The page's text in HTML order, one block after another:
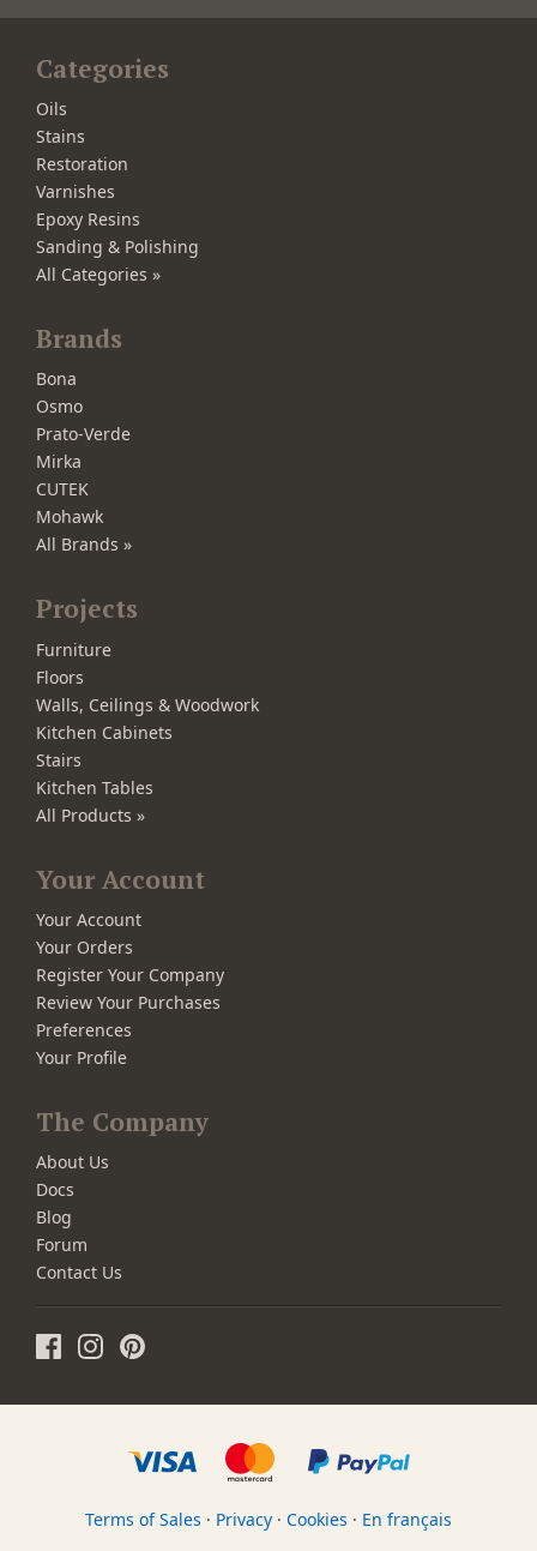
Categories
Oils
Stains
Restoration
Varnishes
Epoxy Resins
Sanding & Polishing
All Categories »
Brands
Bona
Osmo
Prato-Verde
Mirka
CUTEK
Mohawk
All Brands »
Projects
Furniture
Floors
Walls, Ceilings & Woodwork
Kitchen Cabinets
Stairs
Kitchen Tables
All Products »
Your Account
Your Account
Your Orders
Register Your Company
Review Your Purchases
Preferences
Your Profile
The Company
About Us
Docs
Blog
Forum
Contact Us
Terms of Sales · Privacy · Cookies · En français